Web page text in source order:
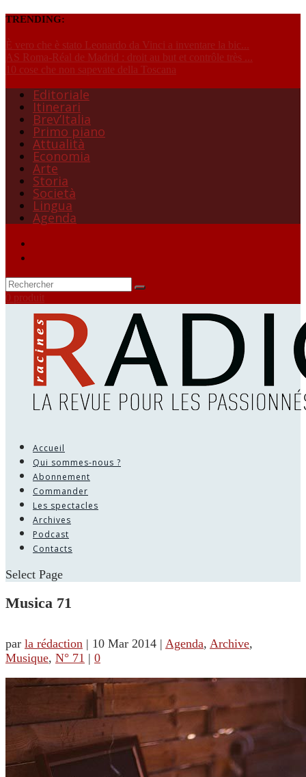
TRENDING:
È vero che è stato Leonardo da Vinci a inventare la bic...
AS Roma-Réal de Madrid : droit au but et contrôle très ...
10 cose che non sapevate della Toscana
Editoriale
Itinerari
Brev’Italia
Primo piano
Attualità
Economia
Arte
Storia
Società
Lingua
Agenda
0 produit
Accueil
Qui sommes-nous ?
Abonnement
Commander
Les spectacles
Archives
Podcast
Contacts
Select Page
Musica 71
par la rédaction | 10 Mar 2014 | Agenda, Archive,
Musique, N° 71 | 0